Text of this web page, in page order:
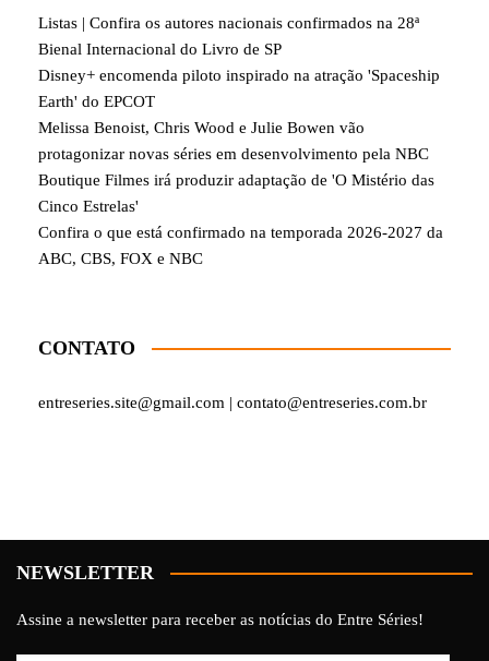
Listas | Confira os autores nacionais confirmados na 28ª
Bienal Internacional do Livro de SP
Disney+ encomenda piloto inspirado na atração 'Spaceship
Earth' do EPCOT
Melissa Benoist, Chris Wood e Julie Bowen vão
protagonizar novas séries em desenvolvimento pela NBC
Boutique Filmes irá produzir adaptação de 'O Mistério das
Cinco Estrelas'
Confira o que está confirmado na temporada 2026-2027 da
ABC, CBS, FOX e NBC
CONTATO
entreseries.site@gmail.com | contato@entreseries.com.br
NEWSLETTER
Assine a newsletter para receber as notícias do Entre Séries!